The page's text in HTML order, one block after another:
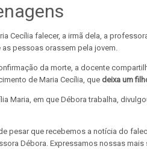
Cecília falecer, a irmã dela, a
pessoas orassem pela jovem.
da morte, a docente
de Maria Cecília, que deixa um
Maria, em que Débora trabalha,
pesar que recebemos a notícia do
Débora. Expressamos nossas